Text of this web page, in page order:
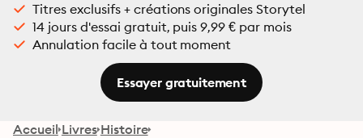
Titres exclusifs + créations originales Storytel
14 jours d'essai gratuit, puis 9,99 € par mois
Annulation facile à tout moment
Essayer gratuitement
Accueil Livres Histoire